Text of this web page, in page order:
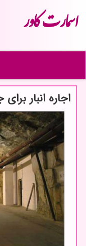
اسمارت كاور
اجاره انبار برای